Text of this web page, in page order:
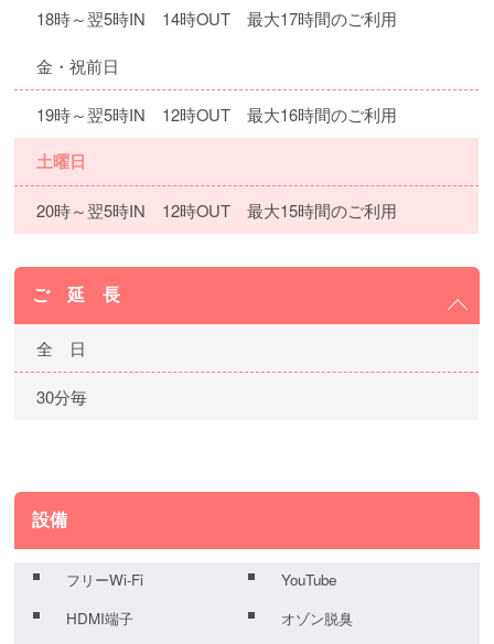
18時～翌5時IN 14時OUT 最大17時間のご利用
金・祝前日
19時～翌5時IN 12時OUT 最大16時間のご利用
土曜日
20時～翌5時IN 12時OUT 最大15時間のご利用
ご 延 長
全 日
30分毎
設備
フリーWi-Fi
YouTube
HDMI端子
オゾン脱臭